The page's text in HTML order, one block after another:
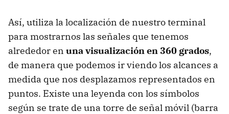
Así, utiliza la localización de nuestro terminal
para mostrarnos las señales que tenemos
alrededor en una visualización en 360 grados,
de manera que podemos ir viendo los alcances a
medida que nos desplazamos representados en
puntos. Existe una leyenda con los símbolos
según se trate de una torre de señal móvil (barra